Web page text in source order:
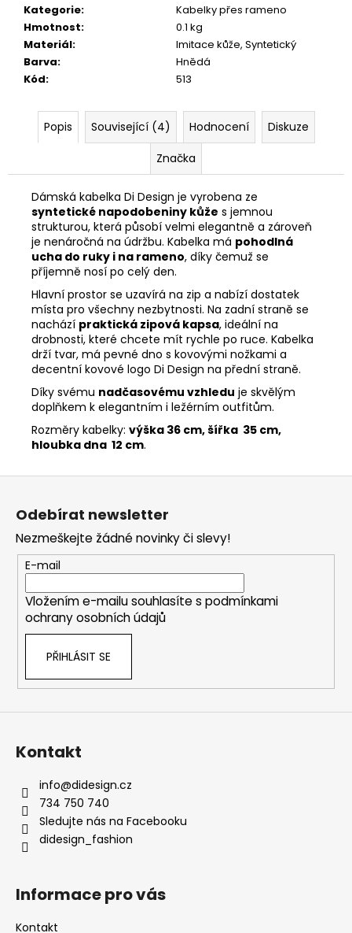
Kategorie:
Kabelky přes rameno
Hmotnost:
0.1 kg
Materiál:
Imitace kůže, Syntetický
Barva:
Hnědá
Kód: 513
Popis Související (4) Hodnocení
Diskuze
Značka
Dámská kabelka Di Design je vyrobena ze
syntetické napodobeniny kůže s jemnou
strukturou, která působí velmi elegantně a zároveň
je nenáročná na údržbu. Kabelka má pohodlná
ucha do ruky i na rameno, díky čemuž se
příjemně nosí po celý den.
Hlavní prostor se uzavírá na zip a nabízí dostatek
místa pro všechny nezbytnosti. Na zadní straně se
nachází praktická zipová kapsa, ideální na
drobnosti, které chcete mít rychle po ruce. Kabelka
drží tvar, má pevné dno s kovovými nožkami a
decentní kovové logo Di Design na přední straně.
Díky svému nadčasovému vzhledu je skvělým
doplňkem k elegantním i ležérním outfitům.
Rozměry kabelky: výška 36 cm, šířka 35 cm,
hloubka dna 12 cm.
TMAVĚ
HNĚDÁ
PODLOUHLÁ
KABELKA
NA
RAMENO
DETAILEM
Z
Odebírat newsletter
Nezmeškejte žádné novinky či slevy!
E-mail
Vložením e-mailu souhlasíte s podmínkami
ochrany osobních údajů
PŘIHLÁSIT SE
Kontakt
info@didesign.cz
734 750 740
Sledujte nás na Facebooku
didesign_fashion
Informace pro vás
Kontakt